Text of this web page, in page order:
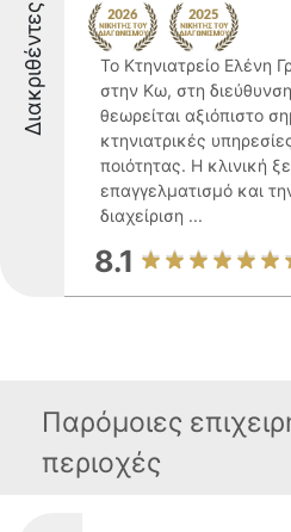
Διακριθέντες
Το Κτηνιατρείο Ελένη
στην Κω, στη
θεωρείται αξιόπιστο
κτηνιατρικές
ποιότητας. Η κλινική
επαγγελματισμό και
διαχείριση ...
8.1
Παρόμοιες
περιοχές